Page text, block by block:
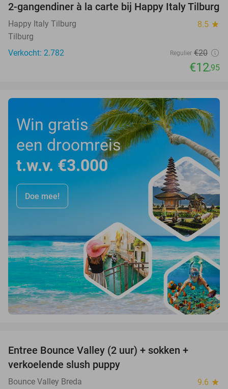
35%
2-gangendiner à la carte bij Happy Italy Tilburg
Happy Italy Tilburg 8.5 star
Tilburg
Verkocht: 2.782
Regulier €20
€12,95
Win gratis
een droomreis
t.w.v. €3.000
Doe mee!
Entree Bounce Valley (2 uur) + sokken +
verkoelende slush puppy
Bounce Valley Breda 9.6 star